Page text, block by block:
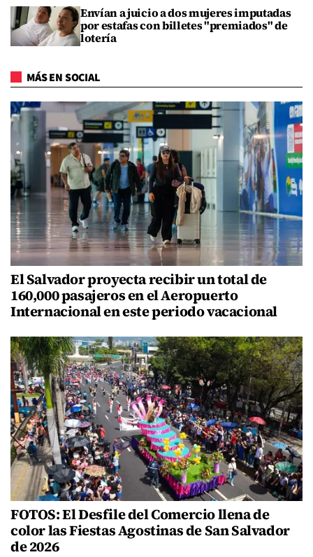
Envían a juicio a dos mujeres imputadas
por estafas con billetes "premiados" de
lotería
MÁS EN SOCIAL
El Salvador proyecta recibir un total de
160,000 pasajeros en el Aeropuerto
Internacional en este periodo vacacional
FOTOS: El Desfile del Comercio llena de
color las Fiestas Agostinas de San Salvador
de 2026